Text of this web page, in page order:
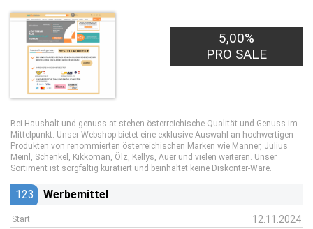
5,00%
PRO SALE
Bei Haushalt-und-genuss.at stehen österreichische Qualität und Genuss im
Mittelpunkt. Unser Webshop bietet eine exklusive Auswahl an hochwertigen
Produkten von renommierten österreichischen Marken wie Manner, Julius
Meinl, Schenkel, Kikkoman, Ölz, Kellys, Auer und vielen weiteren. Unser
Sortiment ist sorgfältig kuratiert und beinhaltet keine Diskonter-Ware.
123 Werbemittel
Start 12.11.2024